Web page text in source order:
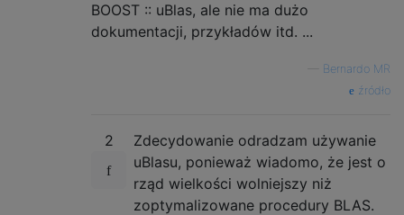
BOOST :: uBlas, ale nie ma dużo
dokumentacji, przykładów itd. ...
Bernardo MR
źródło
2
Zdecydowanie odradzam używanie
uBlasu, ponieważ wiadomo, że jest o
rząd wielkości wolniejszy niż
zoptymalizowane procedury BLAS.